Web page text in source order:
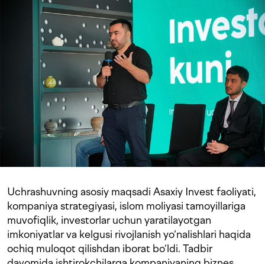
Uchrashuvning asosiy maqsadi Asaxiy Invest faoliyati,
kompaniya strategiyasi, islom moliyasi tamoyillariga
muvofiqlik, investorlar uchun yaratilayotgan
imkoniyatlar va kelgusi rivojlanish yo‘nalishlari haqida
ochiq muloqot qilishdan iborat bo‘ldi. Tadbir